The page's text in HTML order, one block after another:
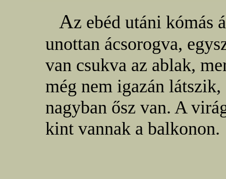
Az ebéd utáni kómás
unottan ácsorogva,
van csukva az ablak,
még nem igazán
nagyban ősz van. A
kint vannak a balkonon.